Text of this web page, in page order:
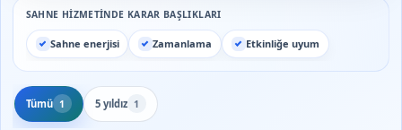
SAHNE HIZMETINDE KARAR BAŞLIKLARI
Sahne enerjisi Zamanlama Etkinliğe uyum
Tümü 1 5 yıldız 1